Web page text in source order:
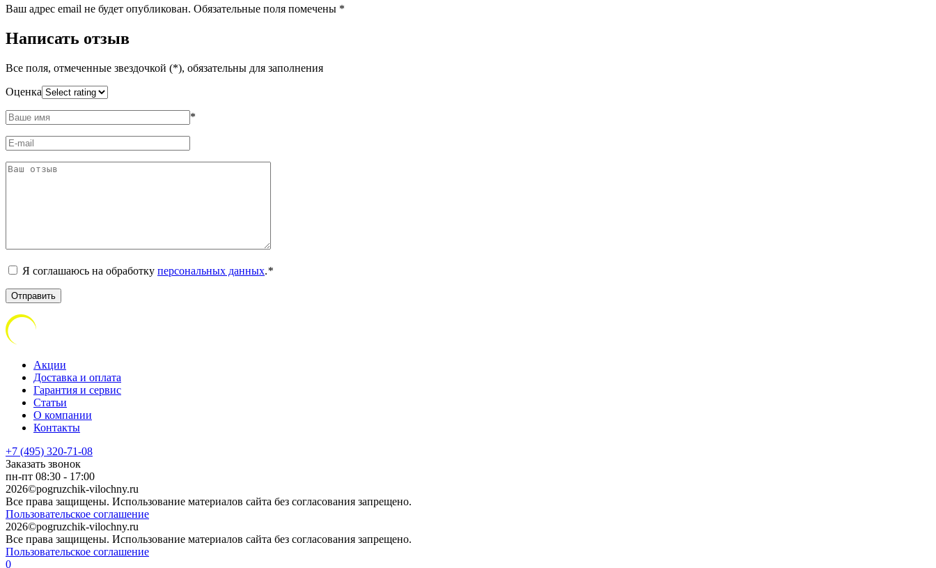
Ваш адрес email не будет опубликован. Обязательные поля помечены *
Написать отзыв
Все поля, отмеченные звездочкой (*), обязательны для заполнения
Оценка
*
Я соглашаюсь на обработку персональных данных.*
Акции
Доставка и оплата
Гарантия и сервис
Статьи
О компании
Контакты
+7 (495) 320-71-08
Заказать звонок
пн-пт 08:30 - 17:00
2026©pogruzchik-vilochny.ru
Все права защищены. Использование материалов сайта без согласования запрещено.
Пользовательское соглашение
2026©pogruzchik-vilochny.ru
Все права защищены. Использование материалов сайта без согласования запрещено.
Пользовательское соглашение
0